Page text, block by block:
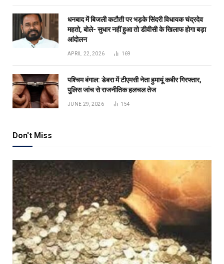
धनबाद में बिजली कटौती पर भड़के सिंदरी विधायक चंद्रदेव
महतो, बोले- सुधार नहीं हुआ तो डीवीसी के खिलाफ होगा बड़ा
आंदोलन
APRIL 22, 2026 169
पश्चिम बंगाल: डेबरा में टीएमसी नेता हुमायूं कबीर गिरफ्तार,
पुलिस जांच से राजनीतिक हलचल तेज
JUNE 29, 2026 154
Don't Miss